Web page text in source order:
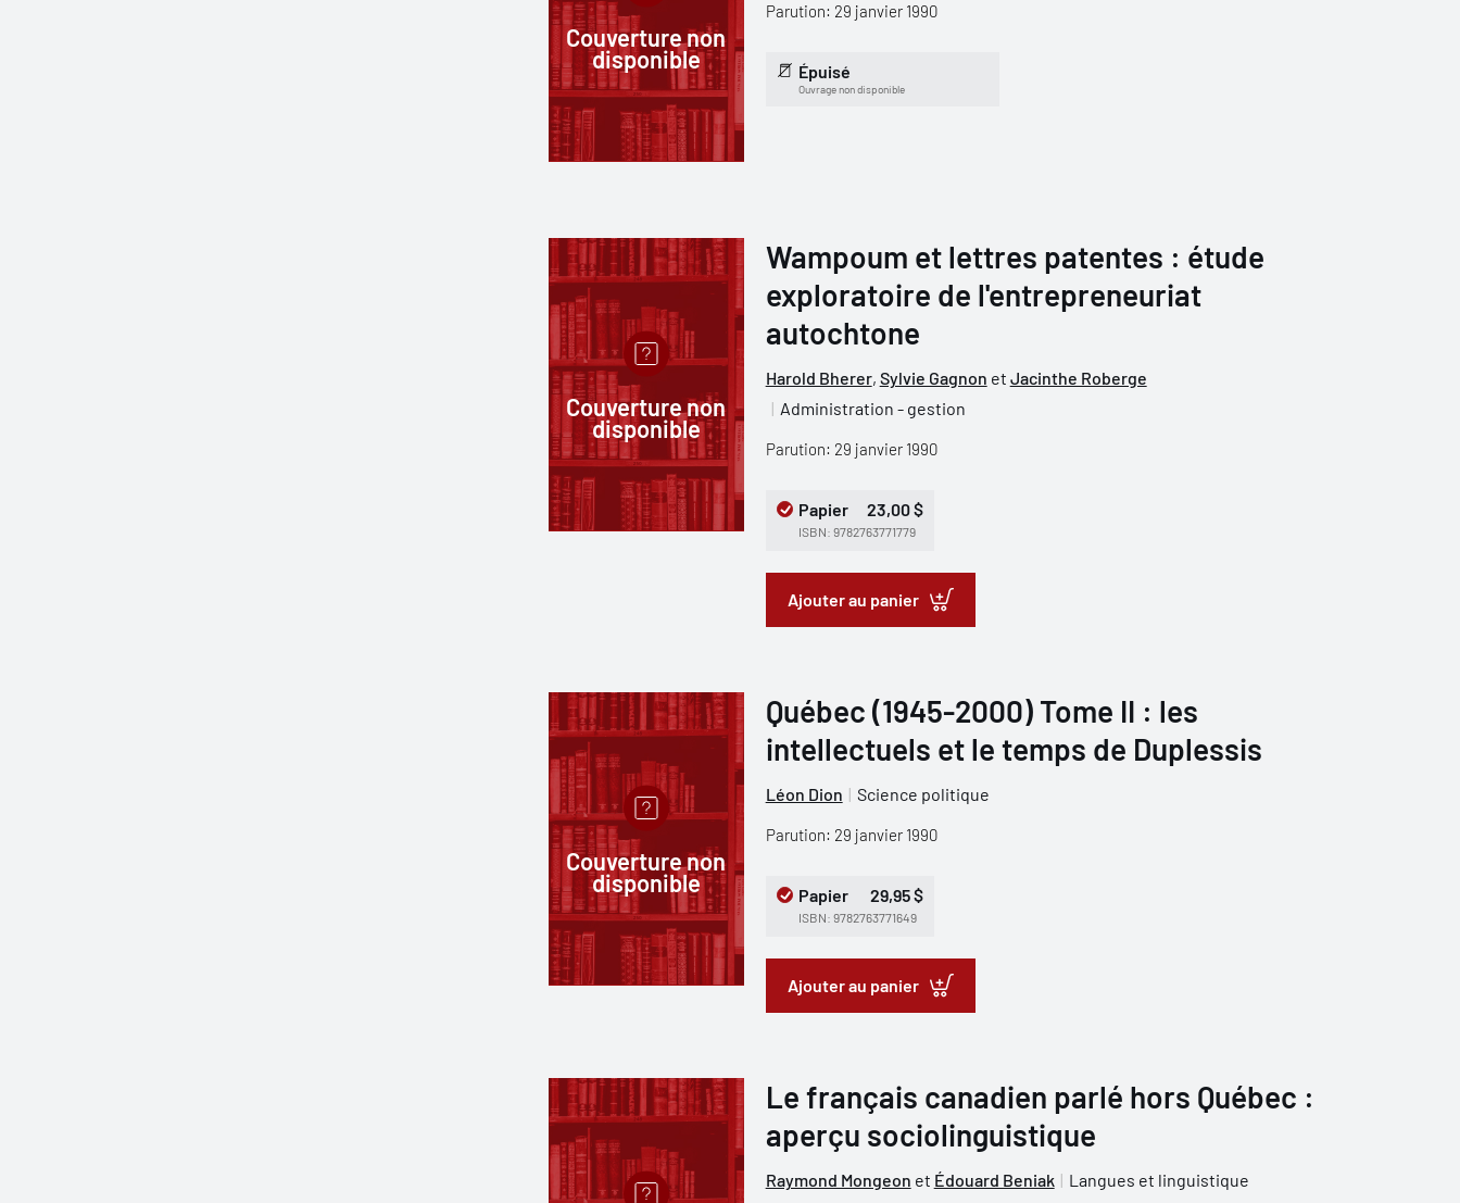
Couverture non
disponible
Parution: 29 janvier 1990
Épuisé
Ouvrage non disponible
Couverture non
disponible
Wampoum et lettres patentes : étude
exploratoire de l'entrepreneuriat
autochtone
Harold Bherer, Sylvie Gagnon et Jacinthe Roberge
Administration - gestion
Parution: 29 janvier 1990
Papier 23,00 $
ISBN: 9782763771779
Ajouter au panier
Couverture non
disponible
Québec (1945-2000) Tome II : les
intellectuels et le temps de Duplessis
Léon Dion Science politique
Parution: 29 janvier 1990
Papier 29,95 $
ISBN: 9782763771649
Ajouter au panier
Le français canadien parlé hors Québec :
aperçu sociolinguistique
Raymond Mongeon et Édouard Beniak Langues et linguistique